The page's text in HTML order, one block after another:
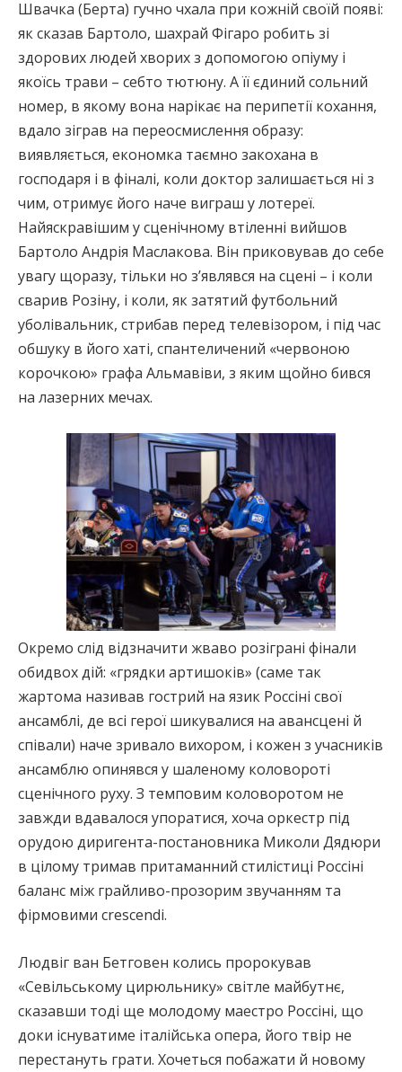
Швачка (Берта) гучно чхала при кожній своїй появі:
як сказав Бартоло, шахрай Фігаро робить зі
здорових людей хворих з допомогою опіуму і
якоїсь трави – себто тютюну. А її єдиний сольний
номер, в якому вона нарікає на перипетії кохання,
вдало зіграв на переосмислення образу:
виявляється, економка таємно закохана в
господаря і в фіналі, коли доктор залишається ні з
чим, отримує його наче виграш у лотереї.
Найяскравішим у сценічному втіленні вийшов
Бартоло Андрія Маслакова. Він приковував до себе
увагу щоразу, тільки но з’являвся на сцені – і коли
сварив Розіну, і коли, як затятий футбольний
уболівальник, стрибав перед телевізором, і під час
обшуку в його хаті, спантеличений «червоною
корочкою» графа Альмавіви, з яким щойно бився
на лазерних мечах.
Окремо слід відзначити жваво розіграні фінали
обидвох дій: «грядки артишоків» (саме так
жартома називав гострий на язик Россіні свої
ансамблі, де всі герої шикувалися на авансцені й
співали) наче зривало вихором, і кожен з учасників
ансамблю опинявся у шаленому коловороті
сценічного руху. З темповим коловоротом не
завжди вдавалося упоратися, хоча оркестр під
орудою диригента-постановника Миколи Дядюри
в цілому тримав притаманний стилістиці Россіні
баланс між грайливо-прозорим звучанням та
фірмовими сrescendi.
Людвіг ван Бетговен колись пророкував
«Cевільському цирюльнику» світле майбутнє,
сказавши тоді ще молодому маестро Россіні, що
доки існуватиме італійська опера, його твір не
перестануть грати. Хочеться побажати й новому